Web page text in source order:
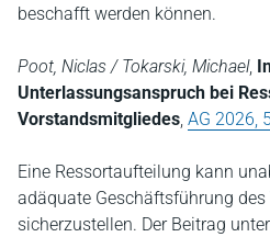
beschafft werden können.
Poot, Niclas / Tokarski, Michael,
Unterlassungsanspruch bei
Vorstandsmitgliedes, AG 2026,
Eine Ressortaufteilung kann
adäquate Geschäftsführung
sicherzustellen. Der Beitrag